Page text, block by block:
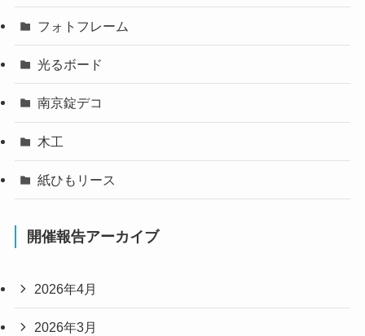
フォトフレーム
光るボード
南京錠デコ
木工
紙ひもリース
開催報告アーカイブ
2026年4月
2026年3月